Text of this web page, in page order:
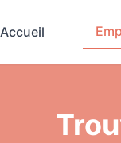
Accueil